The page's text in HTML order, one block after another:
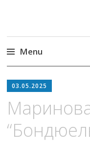
Menu
to
03.05.2025